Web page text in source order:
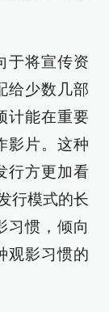
于将宣传资
给少数几部
计能在重要
影片。这种
行方更加看
行模式的长
习惯，倾向
观影习惯的